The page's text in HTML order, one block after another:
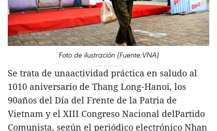
Foto de ilustración (Fuente:VNA)
Se trata de unaactividad práctica en saludo al
1010 aniversario de Thang Long-Hanoi, los
90años del Día del Frente de la Patria de
Vietnam y el XIII Congreso Nacional delPartido
Comunista, según el periódico electrónico Nhan